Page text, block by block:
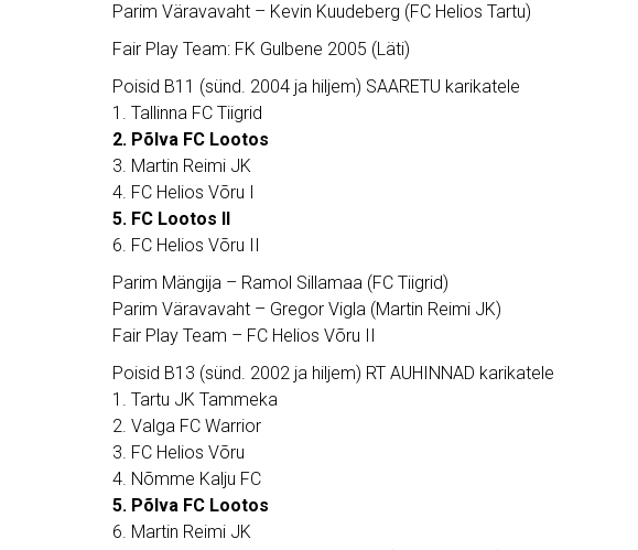
Parim Väravavaht – Kevin Kuudeberg (FC Helios Tartu)
Fair Play Team: FK Gulbene 2005 (Läti)
Poisid B11 (sünd. 2004 ja hiljem) SAARETU karikatele
1. Tallinna FC Tiigrid
2. Põlva FC Lootos
3. Martin Reimi JK
4. FC Helios Võru I
5. FC Lootos II
6. FC Helios Võru II
Parim Mängija – Ramol Sillamaa (FC Tiigrid)
Parim Väravavaht – Gregor Vigla (Martin Reimi JK)
Fair Play Team – FC Helios Võru II
Poisid B13 (sünd. 2002 ja hiljem) RT AUHINNAD karikatele
1. Tartu JK Tammeka
2. Valga FC Warrior
3. FC Helios Võru
4. Nõmme Kalju FC
5. Põlva FC Lootos
6. Martin Reimi JK